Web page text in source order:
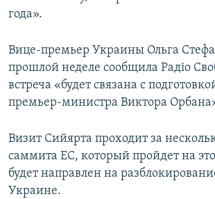
года».
Вице-премьер Украины Ольга
прошлой неделе сообщила Радіо
встреча «будет связана с
премьер-министра Виктора
Визит Сийярта проходит за
саммита ЕС, который пройдет на
будет направлен на
Украине.